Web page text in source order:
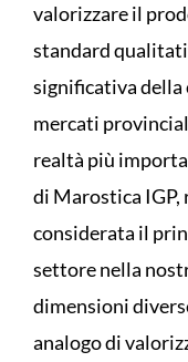
valorizzare il
standard
significativa della
mercati
realtà più
di Marostica IGP,
considerata il
settore nella
dimensioni
analogo di